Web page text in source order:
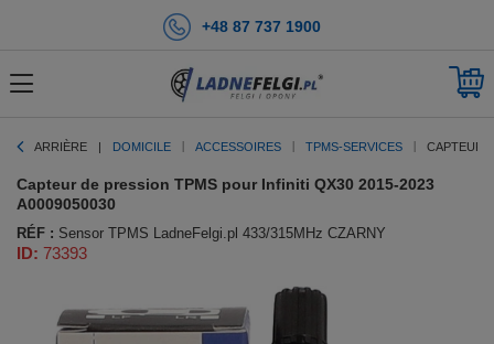
+48 87 737 1900
ARRIÈRE DOMICILE ACCESSOIRES TPMS-SERVICES CAPTEUR
Capteur de pression TPMS pour Infiniti QX30 2015-2023
A0009050030
RÉF : Sensor TPMS LadneFelgi.pl 433/315MHz CZARNY
ID: 73393